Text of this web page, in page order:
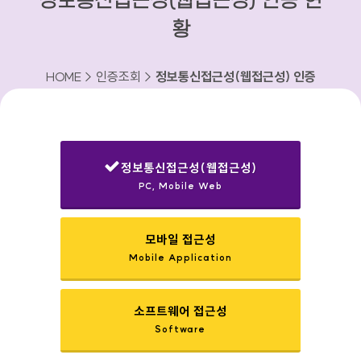
황
HOME > 인증조회 > 정보통신접근성(웹접근성) 인증
정보통신접근성(웹접근성)
PC, Mobile Web
모바일 접근성
Mobile Application
소프트웨어 접근성
Software